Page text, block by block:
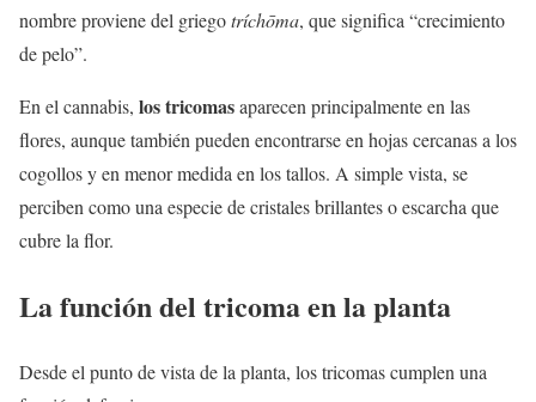
nombre proviene del griegotríchōma, que significa “crecimiento
de pelo”.
En el cannabis, los tricomasaparecen principalmente en las
flores, aunque también pueden encontrarse en hojas cercanas a los
cogollos y en menor medida en los tallos. A simple vista, se
perciben como una especie de cristales brillantes o escarcha que
cubre la flor.
La función del tricoma en la planta
Desde el punto de vista de la planta, los tricomas cumplen una